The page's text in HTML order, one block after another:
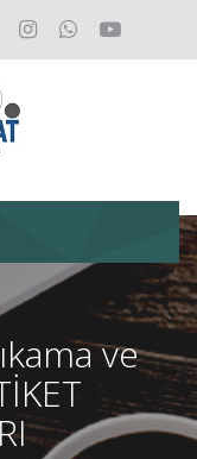
ve